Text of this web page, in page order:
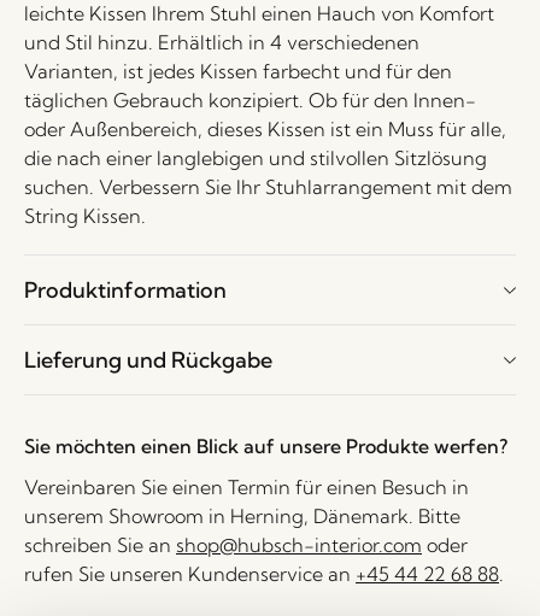
leichte Kissen Ihrem Stuhl einen Hauch von Komfort
und Stil hinzu. Erhältlich in 4 verschiedenen
Varianten, ist jedes Kissen farbecht und für den
täglichen Gebrauch konzipiert. Ob für den Innen-
oder Außenbereich, dieses Kissen ist ein Muss für alle,
die nach einer langlebigen und stilvollen Sitzlösung
suchen. Verbessern Sie Ihr Stuhlarrangement mit dem
String Kissen.
Produktinformation
Lieferung und Rückgabe
Sie möchten einen Blick auf unsere Produkte werfen?
Vereinbaren Sie einen Termin für einen Besuch in
unserem Showroom in Herning, Dänemark. Bitte
schreiben Sie an shop@hubsch-interior.com oder
rufen Sie unseren Kundenservice an +45 44 22 68 88.